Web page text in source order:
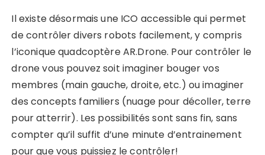
Il existe désormais une ICO accessible qui permet
de contrôler divers robots facilement, y compris
l’iconique quadcoptère AR.Drone. Pour contrôler le
drone vous pouvez soit imaginer bouger vos
membres (main gauche, droite, etc.) ou imaginer
des concepts familiers (nuage pour décoller, terre
pour atterrir). Les possibilités sont sans fin, sans
compter qu’il suffit d’une minute d’entrainement
pour que vous puissiez le contrôler!